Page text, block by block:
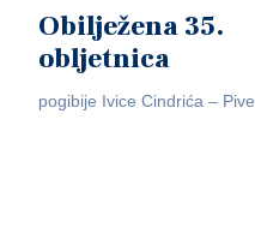
Obilježena 35.
obljetnica
pogibije Ivice Cindrića – Pive